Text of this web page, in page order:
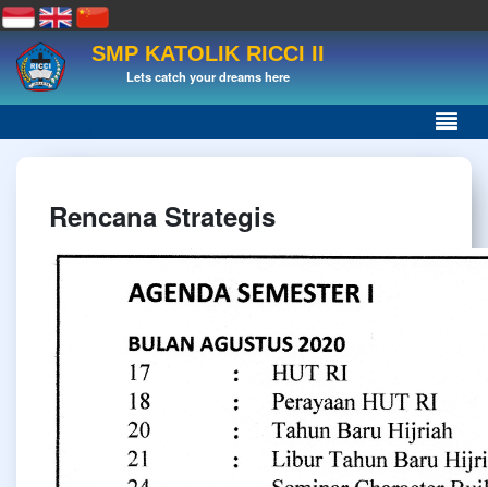
SMP KATOLIK RICCI II
Lets catch your dreams here
Rencana Strategis